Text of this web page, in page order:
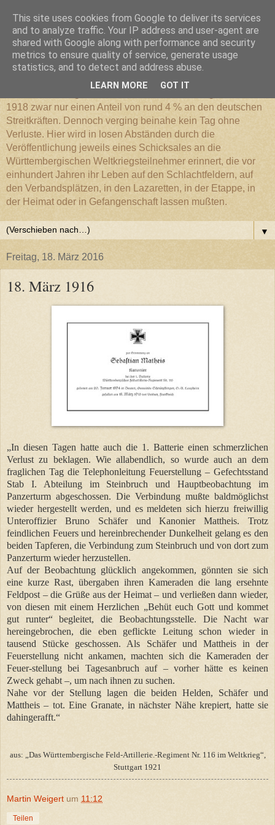
Württembergischer
Weltkriegs-Blog
1918 zwar nur einen Anteil von rund 4 % an den deutschen
Streitkräften. Dennoch verging beinahe kein Tag ohne
Verluste. Hier wird in losen Abständen durch die
Veröffentlichung jeweils eines Schicksales an die
Württembergischen Weltkriegsteilnehmer erinnert, die vor
einhundert Jahren ihr Leben auf den Schlachtfeldern, auf
den Verbandsplätzen, in den Lazaretten, in der Etappe, in
der Heimat oder in Gefangenschaft lassen mußten.
▼
Freitag, 18. März 2016
18. März 1916
„In diesen Tagen hatte auch die 1. Batterie einen schmerzlichen
Verlust zu beklagen. Wie allabendlich, so wurde auch an dem
fraglichen Tag die Telephonleitung Feuerstellung – Gefechtsstand
Stab I. Abteilung im Steinbruch und Hauptbeobachtung im
Panzerturm abgeschossen. Die Verbindung mußte baldmöglichst
wieder hergestellt werden, und es meldeten sich hierzu freiwillig
Unteroffizier Bruno Schäfer und Kanonier Mattheis. Trotz
feindlichen Feuers und hereinbrechender Dunkelheit gelang es den
beiden Tapferen, die Verbindung zum Steinbruch und von dort zum
Panzerturm wieder herzustellen.
Auf der Beobachtung glücklich angekommen, gönnten sie sich
eine kurze Rast, übergaben ihren Kameraden die lang ersehnte
Feldpost – die Grüße aus der Heimat – und verließen dann wieder,
von diesen mit einem Herzlichen „Behüt euch Gott und kommet
gut runter“ begleitet, die Beobachtungsstelle. Die Nacht war
hereingebrochen, die eben geflickte Leitung schon wieder in
tausend Stücke geschossen. Als Schäfer und Mattheis in der
Feuerstellung nicht ankamen, machten sich die Kameraden der
Feuer-stellung bei Tagesanbruch auf – vorher hätte es keinen
Zweck gehabt –, um nach ihnen zu suchen.
Nahe vor der Stellung lagen die beiden Helden, Schäfer und
Mattheis – tot. Eine Granate, in nächster Nähe krepiert, hatte sie
dahingerafft.“
aus: „Das Württembergische Feld-Artillerie.-Regiment Nr. 116 im Weltkrieg“,
Stuttgart 1921
Martin Weigert um 11:12
Teilen
This site uses cookies from Google to deliver its services
and to analyze traffic. Your IP address and user-agent are
shared with Google along with performance and security
metrics to ensure quality of service, generate usage
statistics, and to detect and address abuse.
LEARN MORE GOT IT